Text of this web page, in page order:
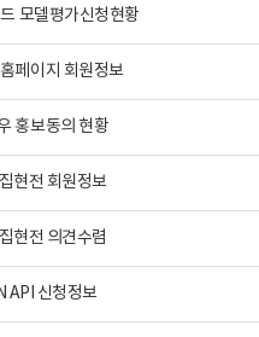
모델평가신청현황
페이지 회원정보
홍보동의 현황
현전 회원정보
현전 의견수렴
API 신청정보